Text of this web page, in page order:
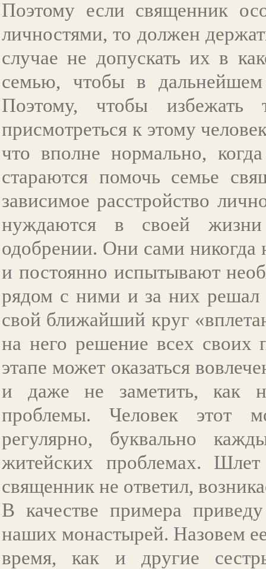
Поэтому если священник
личностями, то должен
случае не допускать их в
семью, чтобы в
Поэтому, чтобы избежать
присмотреться к этому
что вполне нормально,
стараются помочь семье
зависимое расстройство
нуждаются в своей
одобрении. Они сами никогда
и постоянно испытывают
рядом с ними и за них
свой ближайший круг
на него решение всех своих
этапе может оказаться
и даже не заметить, как
проблемы. Человек этот
регулярно, буквально
житейских проблемах.
священник не ответил,
В качестве примера
наших монастырей. Назовем
время, как и другие